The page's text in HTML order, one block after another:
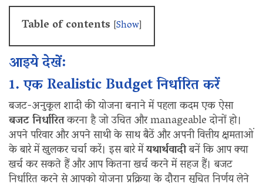
Table of contents [Show]
आइये देखें:
1. एक Realistic Budget निर्धारित करें
बजट-अनुकूल शादी की योजना बनाने में पहला कदम एक ऐसा
बजट निर्धारितकरना है जो उचित और manageable दोनों हो।
अपने परिवार और अपने साथी के साथ बैठें और अपनी वित्तीय क्षमताओं
के बारे में खुलकर चर्चा करें। इस बारे मेंयथार्थवादीबनें कि आप क्या
खर्च कर सकते हैं और आप कितना खर्च करने में सहज हैं। बजट